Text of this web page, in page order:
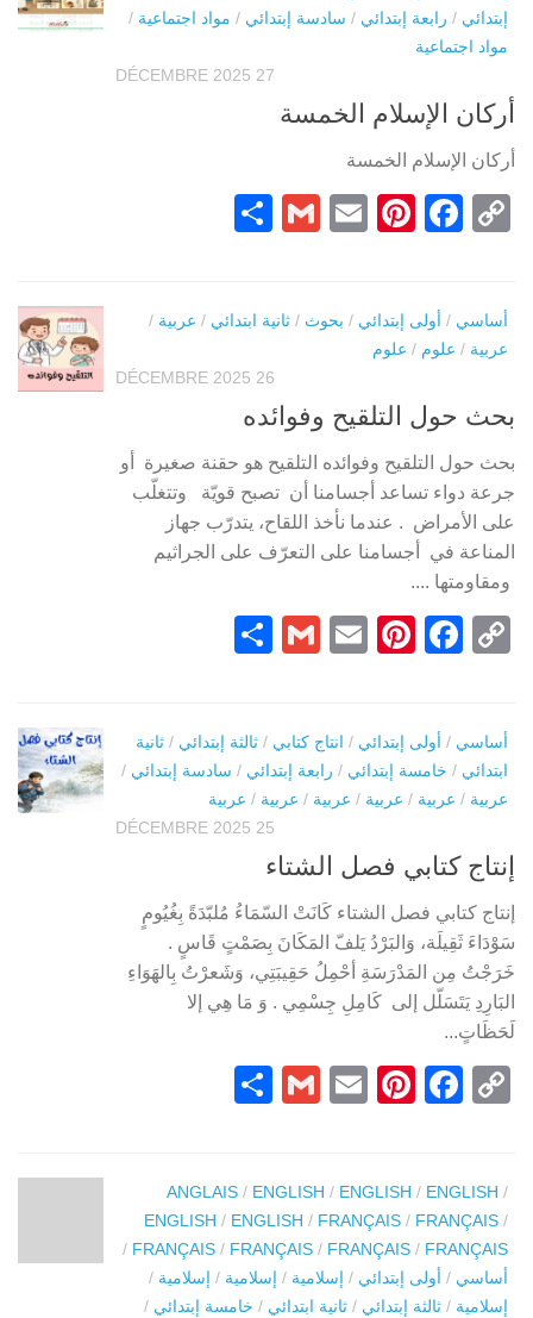
إبتدائي / رابعة إبتدائي / سادسة إبتدائي / مواد اجتماعية /
مواد اجتماعية
27 DÉCEMBRE 2025
أركان الإسلام الخمسة
أركان الإسلام الخمسة
Copy
Facebook
Pinterest
Email
Gmail
أساسي / أولى إبتدائي / بحوث / ثانية ابتدائي / عربية /
عربية / علوم / علوم
26 DÉCEMBRE 2025
بحث حول التلقيح وفوائده
بحث حول التلقيح وفوائده التلقيح هو حقنة صغيرة أو
جرعة دواء تساعد أجسامنا أن تصبح قويّة وتتغلّب
على الأمراض . عندما نأخذ اللقاح، يتدرّب جهاز
المناعة في أجسامنا على التعرّف على الجراثيم
ومقاومتها ....
Copy
Facebook
Pinterest
Email
Gmail
أساسي / أولى إبتدائي / انتاج كتابي / ثالثة إبتدائي / ثانية
ابتدائي / خامسة إبتدائي / رابعة إبتدائي / سادسة إبتدائي /
عربية / عربية / عربية / عربية / عربية / عربية
25 DÉCEMBRE 2025
إنتاج كتابي فصل الشتاء
إنتاج كتابي فصل الشتاء كَانَتْ السّمَاءُ مُلبّدَةً بِغُيُومٍ
سَوْدَاءَ ثَقِيلَة، وَالبَرْدُ يَلفّ المَكَانَ بِصَمْتٍ قَاسٍ .
خَرَجْتُ مِن المَدْرَسَةِ أحْمِلُ حَقِيبَتِي، وَشَعرْتُ بِالهَوَاءِ
البَارِدِ يَتَسَلّل إلى كَامِلِ جِسْمِي . وَ مَا هِي إلا
لَحَظَاتٍ...
Copy
Facebook
Pinterest
Email
Gmail
ANGLAIS / ENGLISH / ENGLISH / ENGLISH /
ENGLISH / ENGLISH / FRANÇAIS / FRANÇAIS /
FRANÇAIS / FRANÇAIS / FRANÇAIS / FRANÇAIS
/
أساسي / أولى إبتدائي / إسلامية / إسلامية / إسلامية /
إسلامية / ثالثة إبتدائي / ثانية ابتدائي / خامسة إبتدائي /